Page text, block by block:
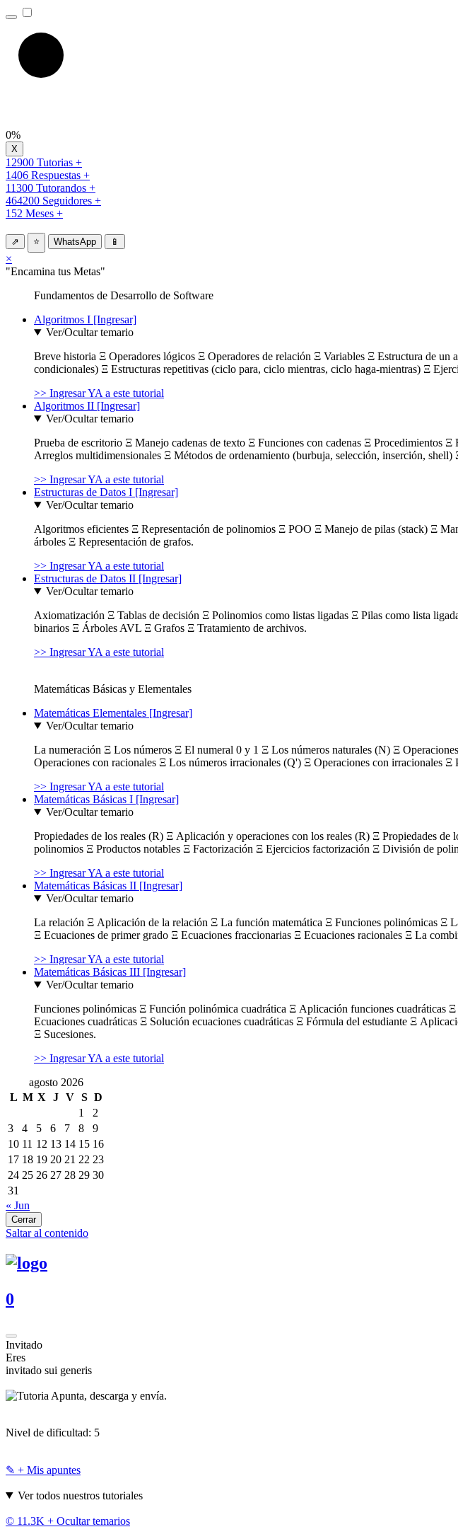
0%
12900 Tutorias +
1406 Respuestas +
11300 Tutorandos +
464200 Seguidores +
152 Meses +
⇗ ⭐ WhatsApp 📱
×
"Encamina tus Metas"
Fundamentos de Desarrollo de Software
Algoritmos I [Ingresar]
Ver/Ocultar temario
Breve historia Ξ Operadores lógicos Ξ Operadores de relación Ξ Variables Ξ Estructura de
condicionales) Ξ Estructuras repetitivas (ciclo para, ciclo mientras, ciclo haga-mientras) Ξ
>> Ingresar YA a este tutorial
Algoritmos II [Ingresar]
Ver/Ocultar temario
Prueba de escritorio Ξ Manejo cadenas de texto Ξ Funciones con cadenas Ξ
Arreglos multidimensionales Ξ Métodos de ordenamiento (burbuja, selección, inserción, shell)
>> Ingresar YA a este tutorial
Estructuras de Datos I [Ingresar]
Ver/Ocultar temario
Algoritmos eficientes Ξ Representación de polinomios Ξ POO Ξ Manejo de pilas (stack) Ξ
árboles Ξ Representación de grafos.
>> Ingresar YA a este tutorial
Estructuras de Datos II [Ingresar]
Ver/Ocultar temario
Axiomatización Ξ Tablas de decisión Ξ Polinomios como listas ligadas Ξ Pilas como lista
binarios Ξ Árboles AVL Ξ Grafos Ξ Tratamiento de archivos.
>> Ingresar YA a este tutorial
Matemáticas Básicas y Elementales
Matemáticas Elementales [Ingresar]
Ver/Ocultar temario
La numeración Ξ Los números Ξ El numeral 0 y 1 Ξ Los números naturales (N) Ξ
Operaciones con racionales Ξ Los números irracionales (Q') Ξ Operaciones con irracionales Ξ
>> Ingresar YA a este tutorial
Matemáticas Básicas I [Ingresar]
Ver/Ocultar temario
Propiedades de los reales (R) Ξ Aplicación y operaciones con los reales (R) Ξ Propiedades
polinomios Ξ Productos notables Ξ Factorización Ξ Ejercicios factorización Ξ División de
>> Ingresar YA a este tutorial
Matemáticas Básicas II [Ingresar]
Ver/Ocultar temario
La relación Ξ Aplicación de la relación Ξ La función matemática Ξ Funciones polinómicas Ξ
Ξ Ecuaciones de primer grado Ξ Ecuaciones fraccionarias Ξ Ecuaciones racionales Ξ La
>> Ingresar YA a este tutorial
Matemáticas Básicas III [Ingresar]
Ver/Ocultar temario
Funciones polinómicas Ξ Función polinómica cuadrática Ξ Aplicación funciones cuadráticas
Ecuaciones cuadráticas Ξ Solución ecuaciones cuadráticas Ξ Fórmula del estudiante Ξ
Ξ Sucesiones.
>> Ingresar YA a este tutorial
agosto 2026
L M X J V S D
1
2
3
4 5 6 7 8
9
10 11 12 13 14 15 16
17 18 19 20 21 22 23
24 25 26 27 28 29 30
31
« Jun
Cerrar
Saltar al contenido
0
Invitado
Eres
invitado sui generis
Apunta, descarga y envía.
Nivel de dificultad: 5
✎ + Mis apuntes
Ver todos nuestros tutoriales
© 11.3K + Ocultar temarios